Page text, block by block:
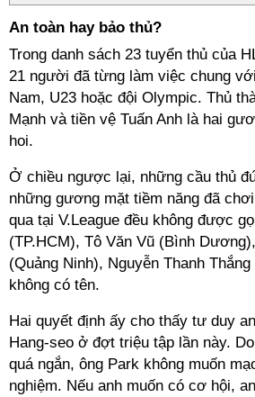
An toàn hay bảo thủ?
Trong danh sách 23 tuyển thủ của
21 người đã từng làm việc chung
Nam, U23 hoặc đội Olympic. Thủ
Mạnh và tiền vệ Tuấn Anh là hai
hoi.
Ở chiều ngược lại, những cầu thủ
những gương mặt tiềm năng đã
qua tại V.League đều không được
(TP.HCM), Tô Văn Vũ (Bình
(Quảng Ninh), Nguyễn Thanh
không có tên.
Hai quyết định ấy cho thấy tư duy
Hang-seo ở đợt triệu tập lần này.
quá ngắn, ông Park không muốn
nghiệm. Nếu anh muốn có cơ hội,